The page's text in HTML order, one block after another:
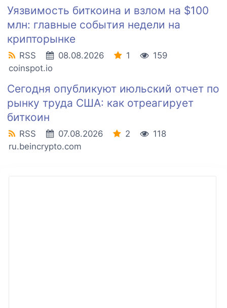
Уязвимость биткоина и взлом на $100
млн: главные события недели на
крипторынке
RSS 08.08.2026 1
159
coinspot.io
Сегодня опубликуют июльский отчет по
рынку труда США: как отреагирует
биткоин
RSS 07.08.2026 2
118
ru.beincrypto.com